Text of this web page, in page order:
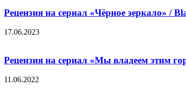
Рецензия на сериал «Чёрное зеркало» /
17.06.2023
Рецензия на сериал «Мы владеем этим
11.06.2022